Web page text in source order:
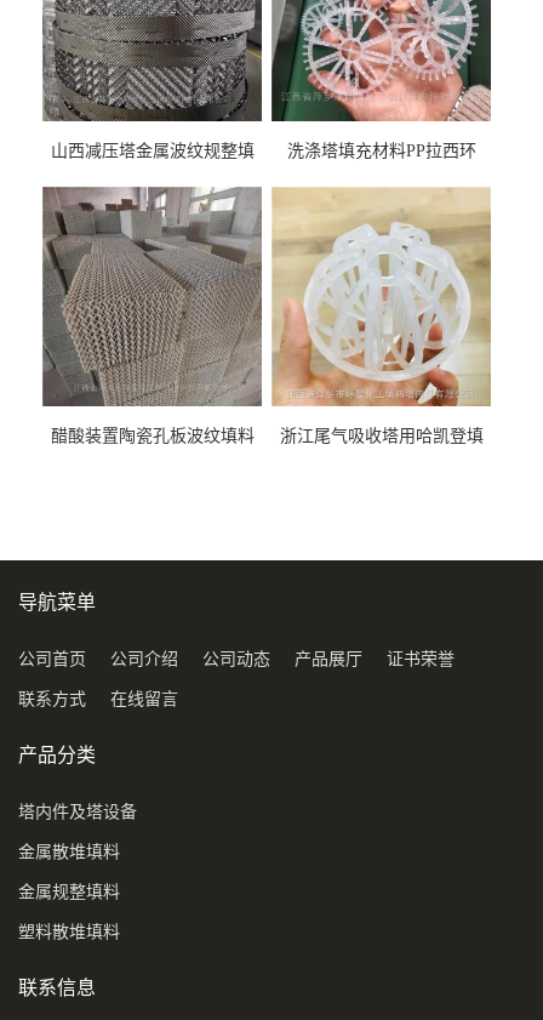
山西减压塔金属波纹规整填
料
洗涤塔填充材料PP拉西环
醋酸装置陶瓷孔板波纹填料
浙江尾气吸收塔用哈凯登填
导航菜单
公司首页 公司介绍 公司动态 产品展厅 证书荣誉
联系方式 在线留言
产品分类
塔内件及塔设备
金属散堆填料
金属规整填料
塑料散堆填料
联系信息